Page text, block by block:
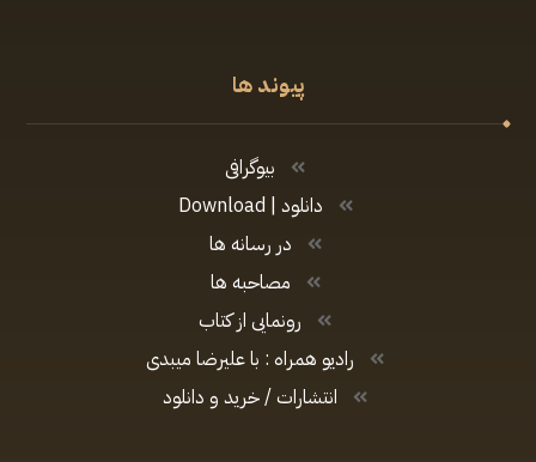
پیوند ها
بیوگرافی
دانلود | Download
در رسانه ها
مصاحبه ها
رونمایی از کتاب
رادیو همراه : با علیرضا میبدی
انتشارات / خرید و دانلود